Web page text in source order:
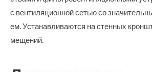
с вентиляционной сетью со
ем. Устанавливаются на стенных
мещений.